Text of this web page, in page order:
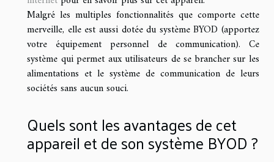
Malgré les multiples fonctionnalités que comporte cette
merveille, elle est aussi dotée du système BYOD (apportez
votre équipement personnel de communication). Ce
système qui permet aux utilisateurs de se brancher sur les
alimentations et le système de communication de leurs
sociétés sans aucun souci.
Quels sont les avantages de cet
appareil et de son système BYOD ?